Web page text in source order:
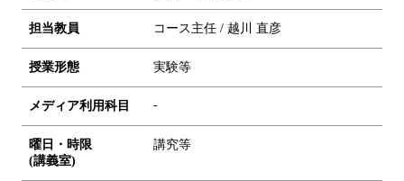
担当教員 コース主任 / 越川 直彦
授業形態 実験等
メディア利用科目 -
曜日・時限
(講義室)
講究等